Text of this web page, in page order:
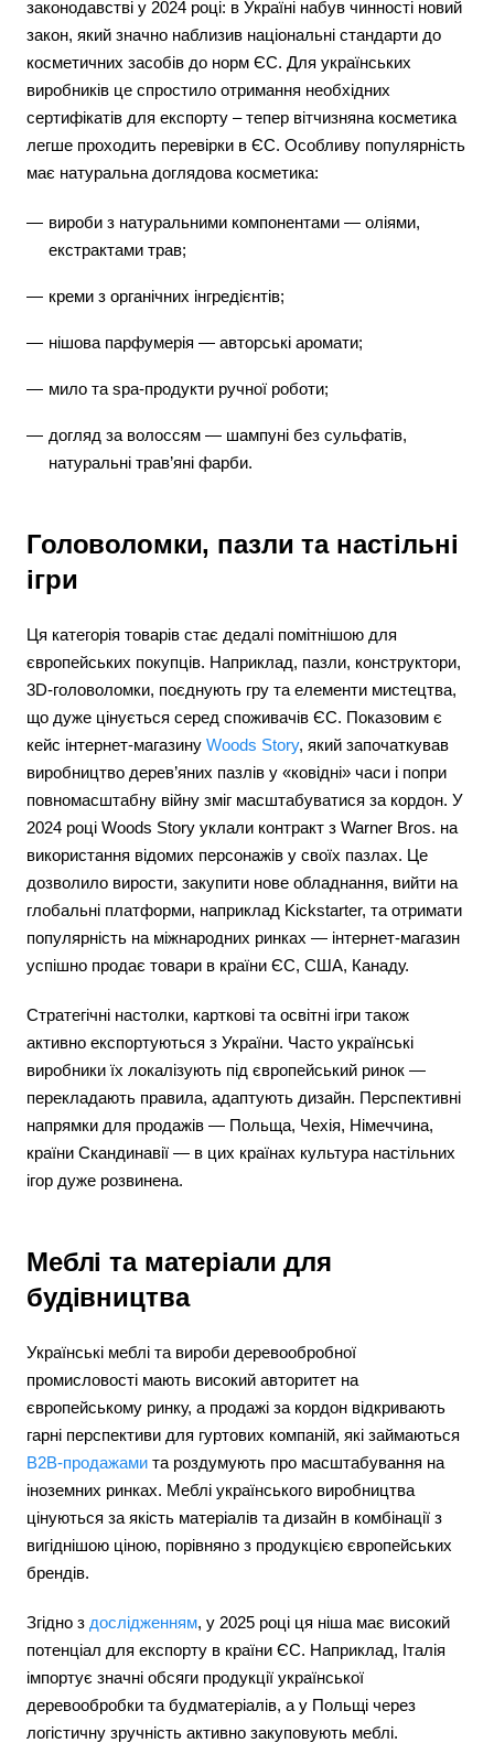
законодавстві у 2024 році: в Україні набув чинності новий
закон, який значно наблизив національні стандарти до
косметичних засобів до норм ЄС. Для українських
виробників це спростило отримання необхідних
сертифікатів для експорту – тепер вітчизняна косметика
легше проходить перевірки в ЄС. Особливу популярність
має натуральна доглядова косметика:
вироби з натуральними компонентами — оліями,
екстрактами трав;
креми з органічних інгредієнтів;
нішова парфумерія — авторські аромати;
мило та spa-продукти ручної роботи;
догляд за волоссям — шампуні без сульфатів,
натуральні трав’яні фарби.
Головоломки, пазли та настільні
ігри
Ця категорія товарів стає дедалі помітнішою для
європейських покупців. Наприклад, пазли, конструктори,
3D-головоломки, поєднують гру та елементи мистецтва,
що дуже цінується серед споживачів ЄС. Показовим є
кейс інтернет-магазину Woods Story, який започаткував
виробництво дерев’яних пазлів у «ковідні» часи і попри
повномасштабну війну зміг масштабуватися за кордон. У
2024 році Woods Story уклали контракт з Warner Bros. на
використання відомих персонажів у своїх пазлах. Це
дозволило вирости, закупити нове обладнання, вийти на
глобальні платформи, наприклад Kickstarter, та отримати
популярність на міжнародних ринках — інтернет-магазин
успішно продає товари в країни ЄС, США, Канаду.
Стратегічні настолки, карткові та освітні ігри також
активно експортуються з України. Часто українські
виробники їх локалізують під європейський ринок —
перекладають правила, адаптують дизайн. Перспективні
напрямки для продажів — Польща, Чехія, Німеччина,
країни Скандинавії — в цих країнах культура настільних
ігор дуже розвинена.
Меблі та матеріали для
будівництва
Українські меблі та вироби деревообробної
промисловості мають високий авторитет на
європейському ринку, а продажі за кордон відкривають
гарні перспективи для гуртових компаній, які займаються
B2B-продажами та роздумують про масштабування на
іноземних ринках. Меблі українського виробництва
цінуються за якість матеріалів та дизайн в комбінації з
вигіднішою ціною, порівняно з продукцією європейських
брендів.
Згідно з дослідженням, у 2025 році ця ніша має високий
потенціал для експорту в країни ЄС. Наприклад, Італія
імпортує значні обсяги продукції української
деревообробки та будматеріалів, а у Польщі через
логістичну зручність активно закуповують меблі.